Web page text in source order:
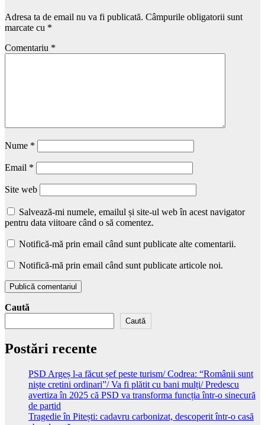
Adresa ta de email nu va fi publicată. Câmpurile obligatorii sunt
marcate cu *
Comentariu *
Nume *
Email *
Site web
Salvează-mi numele, emailul și site-ul web în acest navigator
pentru data viitoare când o să comentez.
Notifică-mă prin email când sunt publicate alte comentarii.
Notifică-mă prin email când sunt publicate articole noi.
Caută
Caută
Postări recente
PSD Argeș l-a făcut șef peste turism/ Codrea: “Românii sunt
niște cretini ordinari”/ Va fi plătit cu bani mulți/ Predescu
avertiza în 2025 că PSD va transforma funcția într-o sinecură
de partid
Tragedie în Pitești: cadavru carbonizat, descoperit într-o casă